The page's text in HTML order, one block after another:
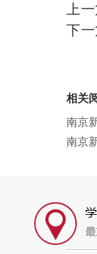
上
下一
相关
南京
南京